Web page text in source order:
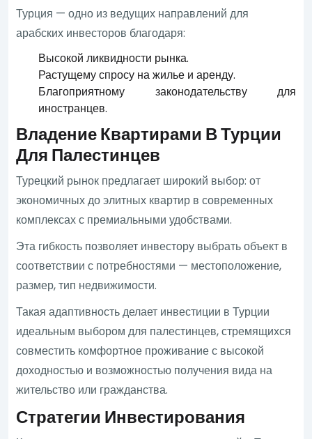
Турция — одно из ведущих направлений для
арабских инвесторов благодаря:
Высокой ликвидности рынка.
Растущему спросу на жилье и аренду.
Благоприятному законодательству для
иностранцев.
Владение Квартирами В Турции
Для Палестинцев
Турецкий рынок предлагает широкий выбор: от
экономичных до элитных квартир в современных
комплексах с премиальными удобствами.
Эта гибкость позволяет инвестору выбрать объект в
соответствии с потребностями — местоположение,
размер, тип недвижимости.
Такая адаптивность делает инвестиции в Турции
идеальным выбором для палестинцев, стремящихся
совместить комфортное проживание с высокой
доходностью и возможностью получения вида на
жительство или гражданства.
Стратегии Инвестирования